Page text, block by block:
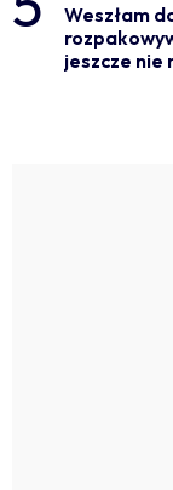
Weszłam
jeszcze nie